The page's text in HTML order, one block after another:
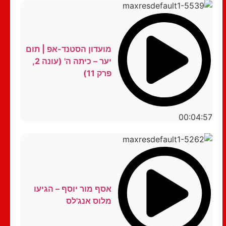
00:04:57
מועדון הסטנד-אפ | תום
יער – כיתה ה' (עונה 2,
פרק 11)
אסף מור יוסף – הגיעו
מלוס אנג'לס